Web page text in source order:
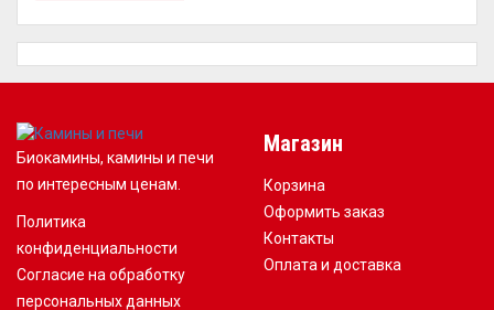
Биокамины, камины и печи
по интересным ценам.
Политика
конфиденциальности
Согласие на обработку
персональных данных
Магазин
Корзина
Оформить заказ
Контакты
Оплата и доставка